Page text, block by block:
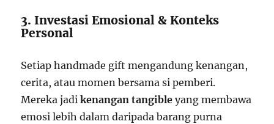
3. Investasi Emosional & Konteks
Personal
Setiap handmade gift mengandung kenangan,
cerita, atau momen bersama si pemberi.
Mereka jadikenangan tangible yang membawa
emosi lebih dalam daripada barang purna